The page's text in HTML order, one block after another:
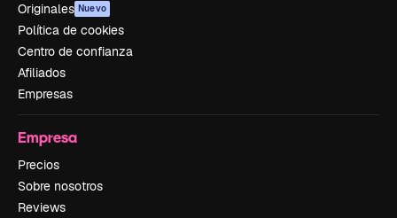
Originales Nuevo
Política de cookies
Centro de confianza
Afiliados
Empresas
Empresa
Precios
Sobre nosotros
Reviews